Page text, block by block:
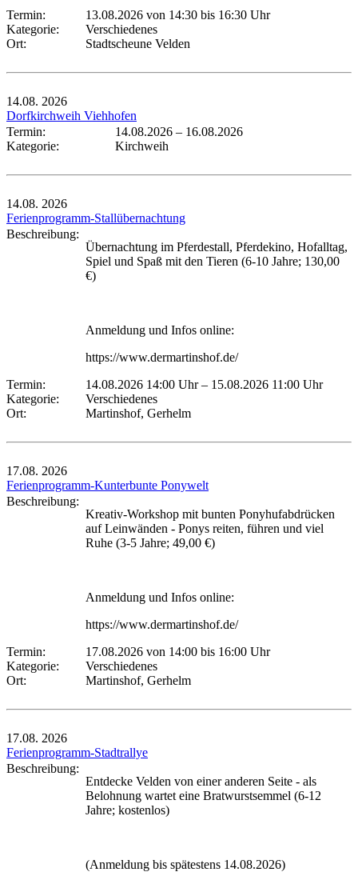
Termin: 13.08.2026 von 14:30 bis 16:30 Uhr
Kategorie:
Verschiedenes
Ort:
Stadtscheune Velden
14.08. 2026
Dorfkirchweih Viehhofen
Termin:
14.08.2026 – 16.08.2026
Kategorie:
Kirchweih
14.08. 2026
Ferienprogramm-Stallübernachtung
Beschreibung:
Übernachtung im Pferdestall, Pferdekino, Hofalltag,
Spiel und Spaß mit den Tieren (6-10 Jahre; 130,00
€)
Anmeldung und Infos online:
https://www.dermartinshof.de/
Termin:
14.08.2026 14:00 Uhr– 15.08.2026 11:00 Uhr
Kategorie:
Verschiedenes
Ort:
Martinshof, Gerhelm
17.08. 2026
Ferienprogramm-Kunterbunte Ponywelt
Beschreibung:
Kreativ-Workshop mit bunten Ponyhufabdrücken
auf Leinwänden - Ponys reiten, führen und viel
Ruhe (3-5 Jahre; 49,00 €)
Anmeldung und Infos online:
https://www.dermartinshof.de/
Termin:
17.08.2026 von 14:00 bis 16:00 Uhr
Kategorie:
Verschiedenes
Ort:
Martinshof, Gerhelm
17.08. 2026
Ferienprogramm-Stadtrallye
Beschreibung:
Entdecke Velden von einer anderen Seite - als
Belohnung wartet eine Bratwurstsemmel (6-12
Jahre; kostenlos)
(Anmeldung bis spätestens 14.08.2026)